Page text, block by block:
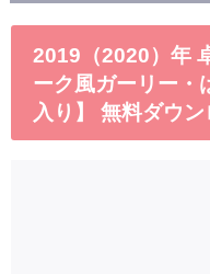
2019（2020）年
ーク風ガーリー・
入り】 無料ダウ